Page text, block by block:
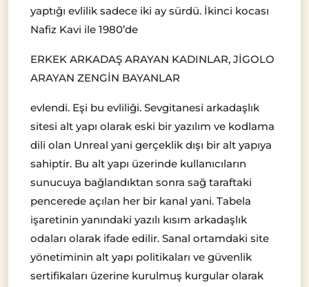
yaptığı evlilik sadece iki ay sürdü. İkinci kocası
Nafiz Kavi ile 1980’de
ERKEK ARKADAŞ ARAYAN KADINLAR, JİGOLO
ARAYAN ZENGİN BAYANLAR
evlendi. Eşi bu evliliği. Sevgitanesi arkadaşlık
sitesi alt yapı olarak eski bir yazılım ve kodlama
dili olan Unreal yani gerçeklik dışı bir alt yapıya
sahiptir. Bu alt yapı üzerinde kullanıcıların
sunucuya bağlandıktan sonra sağ taraftaki
pencerede açılan her bir kanal yani. Tabela
işaretinin yanındaki yazılı kısım arkadaşlık
odaları olarak ifade edilir. Sanal ortamdaki site
yönetiminin alt yapı politikaları ve güvenlik
sertifikaları üzerine kurulmuş kurgular olarak